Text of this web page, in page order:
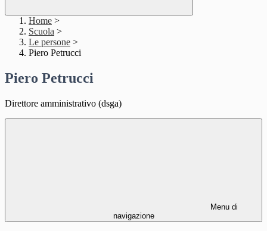
Home >
Scuola >
Le persone >
Piero Petrucci
Piero Petrucci
Direttore amministrativo (dsga)
Menu di
navigazione